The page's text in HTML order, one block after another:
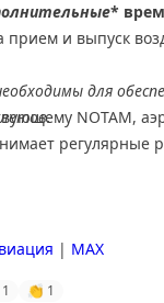
*
прием и выпуск
для
NOTAM,
регулярные
| MAX
1 👏 1